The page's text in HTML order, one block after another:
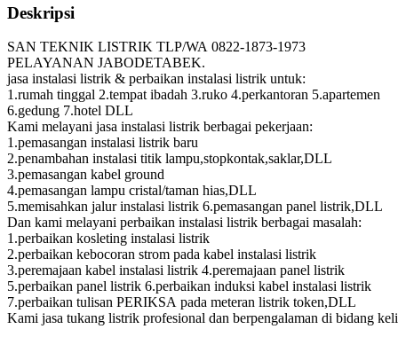
Deskripsi
SAN TEKNIK LISTRIK TLP/WA 0822-1873-1973
PELAYANAN JABODETABEK.
jasa instalasi listrik & perbaikan instalasi listrik untuk:
1.rumah tinggal 2.tempat ibadah 3.ruko 4.perkantoran 5.apartemen
6.gedung 7.hotel DLL
Kami melayani jasa instalasi listrik berbagai pekerjaan:
1.pemasangan instalasi listrik baru
2.penambahan instalasi titik lampu,stopkontak,saklar,DLL
3.pemasangan kabel ground
4.pemasangan lampu cristal/taman hias,DLL
5.memisahkan jalur instalasi listrik 6.pemasangan panel listrik,DLL
Dan kami melayani perbaikan instalasi listrik berbagai masalah:
1.perbaikan kosleting instalasi listrik
2.perbaikan kebocoran strom pada kabel instalasi listrik
3.peremajaan kabel instalasi listrik 4.peremajaan panel listrik
5.perbaikan panel listrik 6.perbaikan induksi kabel instalasi listrik
7.perbaikan tulisan PERIKSA pada meteran listrik token,DLL
Kami jasa tukang listrik profesional dan berpengalaman di bidang